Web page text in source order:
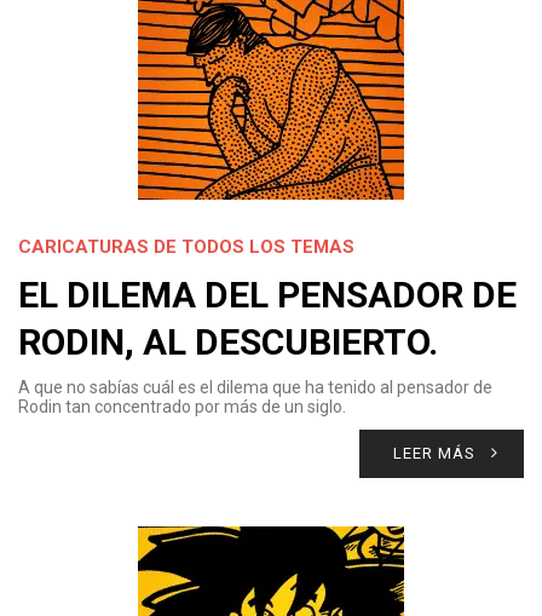
CARICATURAS DE TODOS LOS TEMAS
EL DILEMA DEL PENSADOR DE
RODIN, AL DESCUBIERTO.
A que no sabías cuál es el dilema que ha tenido al pensador de
Rodin tan concentrado por más de un siglo.
LEER MÁS